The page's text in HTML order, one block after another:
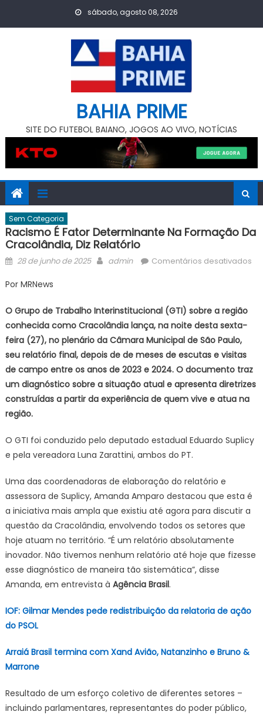
sábado, agosto 08, 2026
BAHIA PRIME
SITE DO FUTEBOL BAIANO, JOGOS AO VIVO, NOTÍCIAS
Sem Categoria
Racismo É Fator Determinante Na Formação Da
Cracolândia, Diz Relatório
Posted
28 de junho de 2025 Author
admin Comentários desativados
diz
Por MRNews
O Grupo de Trabalho Interinstitucional (GTI) sobre a região
conhecida como Cracolândia lança, na noite desta sexta-
feira (27), no plenário da Câmara Municipal de São Paulo,
seu relatório final, depois de de meses de escutas e visitas
de campo entre os anos de 2023 e 2024. O documento traz
um diagnóstico sobre a situação atual e apresenta diretrizes
construídas a partir da experiência de quem vive e atua na
região.
O GTI foi conduzido pelo deputado estadual Eduardo Suplicy
e pela vereadora Luna Zarattini, ambos do PT.
Uma das coordenadoras de elaboração do relatório e
assessora de Suplicy, Amanda Amparo destacou que esta é
a iniciativa mais ampla que existiu até agora para discutir a
questão da Cracolândia, envolvendo todos os setores que
hoje atuam no território. “É um relatório absolutamente
inovador. Não tivemos nenhum relatório até hoje que fizesse
esse diagnóstico de maneira tão sistemática”, disse
Amanda, em entrevista à Agência Brasil.
IOF: Gilmar Mendes pede redistribuição da relatoria de ação
do PSOL
Arraiá Brasil termina com Xand Avião, Natanzinho e Bruno &
Marrone
Resultado de um esforço coletivo de diferentes setores –
incluindo parlamentares, representantes do poder público,